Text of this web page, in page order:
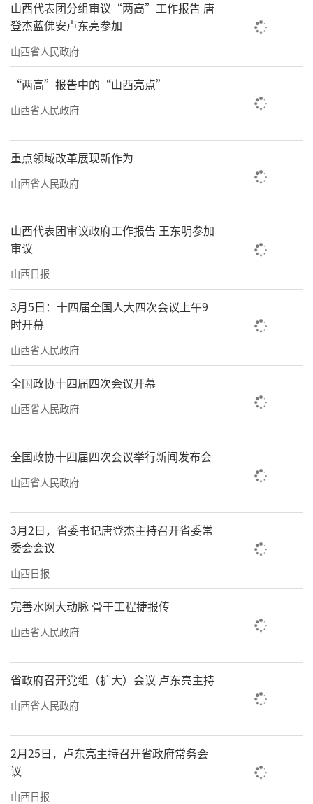
山西代表团分组审议“两高”工作报告 唐
登杰蓝佛安卢东亮参加
山西省人民政府
“两高”报告中的“山西亮点”
山西省人民政府
重点领域改革展现新作为
山西省人民政府
山西代表团审议政府工作报告 王东明参加
审议
山西日报
3月5日：十四届全国人大四次会议上午9
时开幕
山西省人民政府
全国政协十四届四次会议开幕
山西省人民政府
全国政协十四届四次会议举行新闻发布会
山西省人民政府
3月2日，省委书记唐登杰主持召开省委常
委会会议
山西日报
完善水网大动脉 骨干工程捷报传
山西省人民政府
省政府召开党组（扩大）会议 卢东亮主持
山西省人民政府
2月25日，卢东亮主持召开省政府常务会
议
山西日报